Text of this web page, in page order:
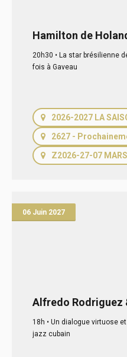
Hamilton de
20h30 • La star brésilienne
fois à Gaveau
2026-2027 LA
2627 -
Z2026-27-07 MARS
06 Juin 2027
Alfredo Rodriguez
18h • Un dialogue virtuose
jazz cubain